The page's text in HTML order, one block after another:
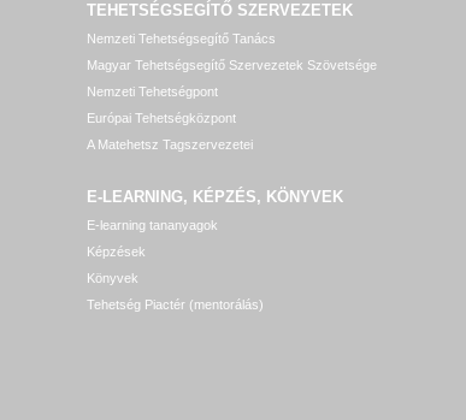
TEHETSÉGSEGÍTŐ SZERVEZETEK
Nemzeti Tehetségsegítő Tanács
Magyar Tehetségsegítő Szervezetek Szövetsége
Nemzeti Tehetségpont
Európai Tehetségközpont
A Matehetsz Tagszervezetei
E-LEARNING, KÉPZÉS, KÖNYVEK
E-learning tananyagok
Képzések
Könyvek
Tehetség Piactér (mentorálás)